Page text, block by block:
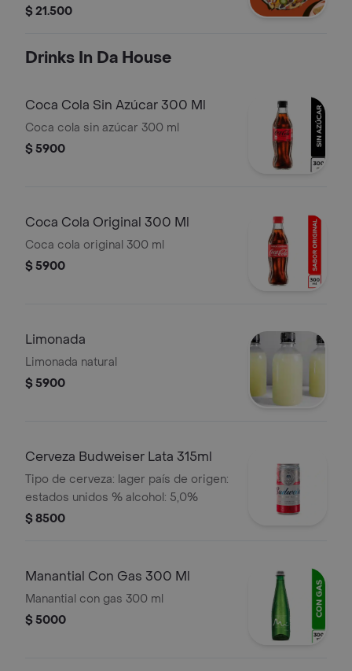
derretido, frijol negro, pico de gallo,
$ 21.500
Drinks In Da House
Coca Cola Sin Azúcar 300 Ml
Coca cola sin azúcar 300 ml
$ 5900
Coca Cola Original 300 Ml
Coca cola original 300 ml
$ 5900
Limonada
Limonada natural
$ 5900
Cerveza Budweiser Lata 315ml
Tipo de cerveza: lager país de origen:
estados unidos % alcohol: 5,0%
$ 8500
Manantial Con Gas 300 Ml
Manantial con gas 300 ml
$ 5000